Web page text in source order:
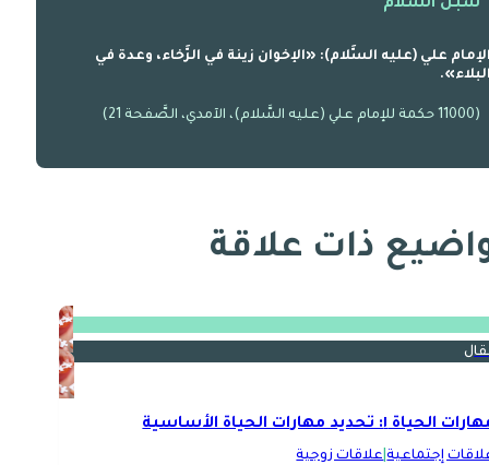
سبل السلام
علي (عليه السَّلام): «الإخوان زينة في الرَّخاء، وعدة في
(11000 حكمة للإمام علي (عليه السَّلام)، الآمدي، الصَّفحة 21)
ذات علاقة
الحياة ١: تحديد مهارات الحياة الأساسية
إجتماعية| علاقات زوجية